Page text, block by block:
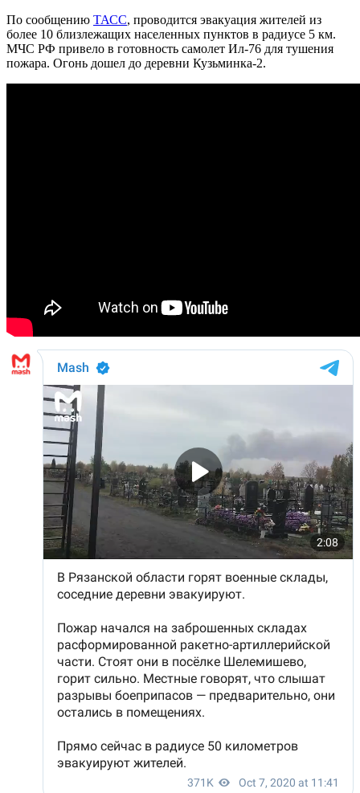
По сообщению ТАСС, проводится эвакуация жителей из
более 10 близлежащих населенных пунктов в радиусе 5 км.
МЧС РФ привело в готовность самолет Ил-76 для тушения
пожара. Огонь дошел до деревни Кузьминка-2.